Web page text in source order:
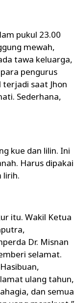
pukul 23.00
mewah,
tawa keluarga,
pengurus
terjadi saat Jhon
Sederhana,
kue dan lilin. Ini
Harus dipakai
lirih.
itu. Wakil Ketua
Dr. Misnan
selamat.
ulang tahun,
dan semua